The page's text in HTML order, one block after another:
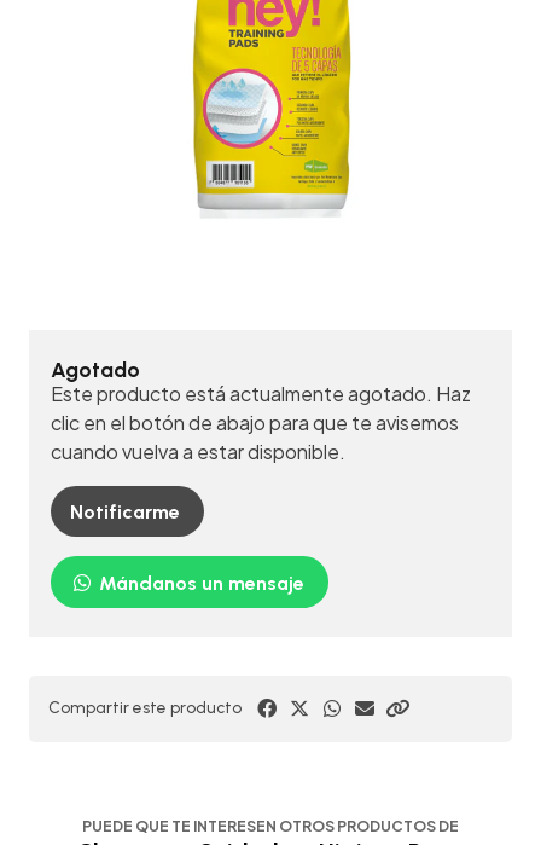
Agotado
Este producto está actualmente agotado. Haz
clic en el botón de abajo para que te avisemos
cuando vuelva a estar disponible.
Notificarme
Mándanos un mensaje
Compartir este producto
PUEDE QUE TE INTERESEN OTROS PRODUCTOS DE